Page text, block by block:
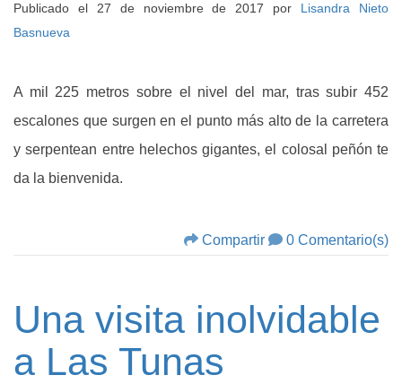
Publicado el 27 de noviembre de 2017 por Lisandra Nieto
Basnueva
A mil 225 metros sobre el nivel del mar, tras subir 452
escalones que surgen en el punto más alto de la carretera
y serpentean entre helechos gigantes, el colosal peñón te
da la bienvenida.
Compartir 0 Comentario(s)
Una visita inolvidable
a Las Tunas